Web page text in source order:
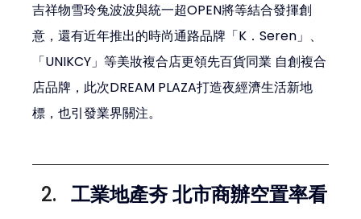
吉祥物雪玲兔波波與統一超OPEN將等結合發揮創
意，還有近年推出的時尚通路品牌「K．Seren」、
「UNIKCY」等美妝複合店更領先百貨同業 自創複合
店品牌，此次DREAM PLAZA打造夜經濟生活新地
標，也引發業界關注。
工業地產夯 北市商辦空置率看